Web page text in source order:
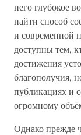
него глубокое
найти способ
и современной
доступны тем,
достижения
благополучия,
публикациях и
огромному
Однако прежде